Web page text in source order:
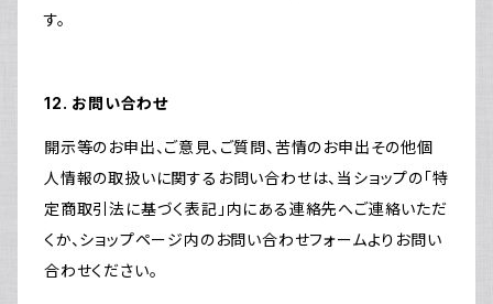
す。
12. お問い合わせ
開示等のお申出、ご意見、ご質問、苦情のお申出その他個
人情報の取扱いに関するお問い合わせは、当ショップの「特
定商取引法に基づく表記」内にある連絡先へご連絡いただ
くか、ショップページ内のお問い合わせフォームよりお問い
合わせください。